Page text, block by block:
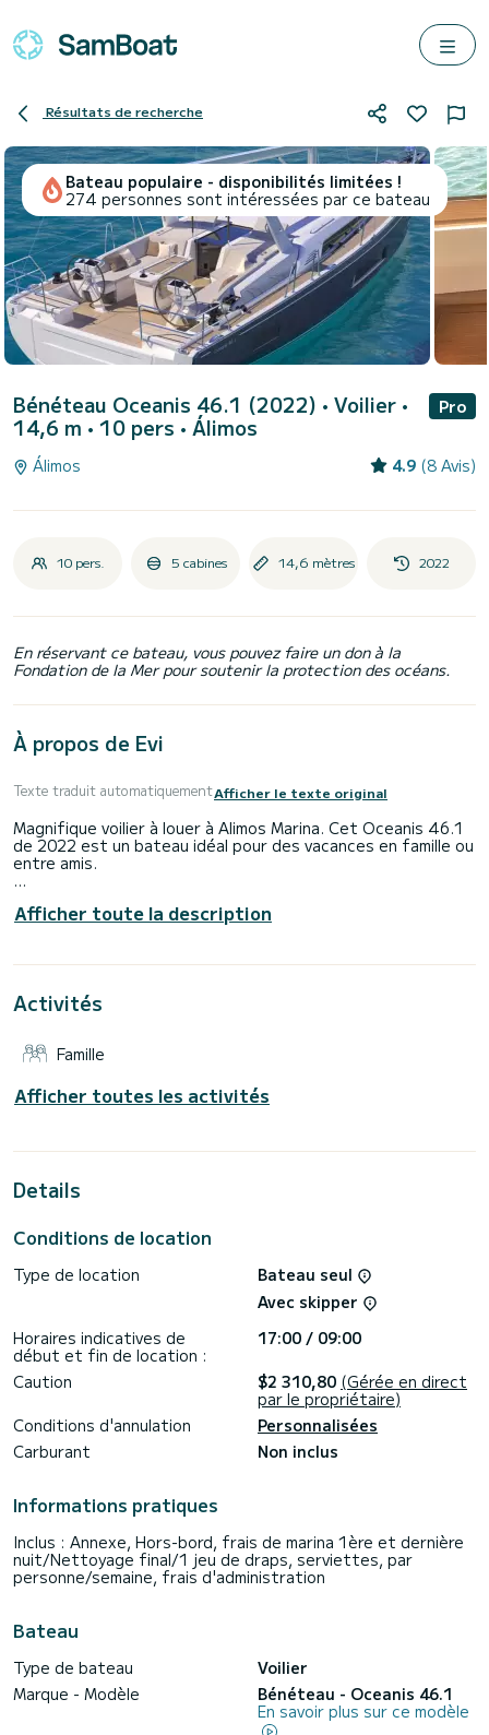
Résultats de recherche
Bateau populaire - disponibilités limitées !
274 personnes sont intéressées par ce bateau
Bénéteau Oceanis 46.1 (2022) • Voilier •
14,6 m • 10 pers • Álimos
Pro
Álimos 4.9 (8 Avis)
10 pers. 5 cabines 14,6 mètres 2022
En réservant ce bateau, vous pouvez faire un don à la
Fondation de la Mer pour soutenir la protection des océans.
À propos de Evi
Texte traduit automatiquementAfficher le texte original
Magnifique voilier à louer à Alimos Marina. Cet Oceanis 46.1
de 2022 est un bateau idéal pour des vacances en famille ou
entre amis.
chevaux. Les 5 cabines peuvent accueillir 10 passagers en
Cet Oceanis 46.1 est équipé de 3 salles d'eau avec douche.
Ce bateau est équipé d'une grand-voile sur enrouleur et
d'étrave, Haut-parleurs, Douche de pont, Plateforme de
Nous vous invitons à demander un devis directement via la
Afficher toute la description
Activités
Famille
Afficher toutes les activités
Details
Conditions de location
Type de location
Bateau seul
Avec skipper
Horaires indicatives de
début et fin de location :
17:00 / 09:00
Caution
$2 310,80 (Gérée en direct
par le propriétaire)
Conditions d'annulation
Personnalisées
Carburant
Non inclus
Informations pratiques
Inclus : Annexe, Hors-bord, frais de marina 1ère et dernière
nuit/Nettoyage final/1 jeu de draps, serviettes, par
personne/semaine, frais d'administration
Bateau
Type de bateau
Voilier
Marque - Modèle
Bénéteau - Oceanis 46.1
En savoir plus sur ce modèle